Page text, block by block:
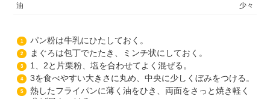
油
少々
1 パン粉は牛乳にひたしておく。
2 まぐろは包丁でたたき、ミンチ状にしておく。
3 1、2と片栗粉、塩を合わせてよく混ぜる。
4 3を食べやすい大きさに丸め、中央に少しくぼみをつける。
5
熱したフライパンに薄く油をひき、両面をさっと焼き軽く